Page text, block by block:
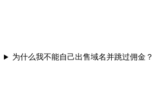
为什么我不能自己出售域名并跳过佣金？